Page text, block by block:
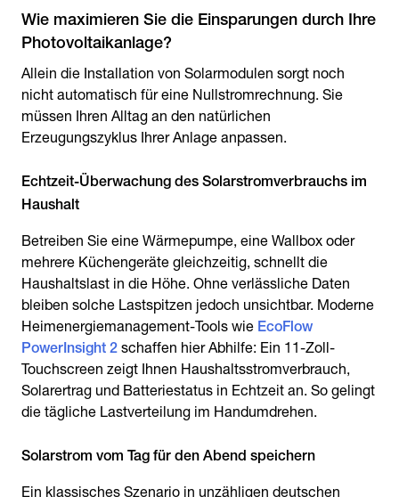
Wie maximieren Sie die Einsparungen durch Ihre
Photovoltaikanlage?
Allein die Installation von Solarmodulen sorgt noch
nicht automatisch für eine Nullstromrechnung. Sie
müssen Ihren Alltag an den natürlichen
Erzeugungszyklus Ihrer Anlage anpassen.
Echtzeit-Überwachung des Solarstromverbrauchs im
Haushalt
Betreiben Sie eine Wärmepumpe, eine Wallbox oder
mehrere Küchengeräte gleichzeitig, schnellt die
Haushaltslast in die Höhe. Ohne verlässliche Daten
bleiben solche Lastspitzen jedoch unsichtbar. Moderne
Heimenergiemanagement-Tools wie EcoFlow
PowerInsight 2 schaffen hier Abhilfe: Ein 11-Zoll-
Touchscreen zeigt Ihnen Haushaltsstromverbrauch,
Solarertrag und Batteriestatus in Echtzeit an. So gelingt
die tägliche Lastverteilung im Handumdrehen.
Solarstrom vom Tag für den Abend speichern
Ein klassisches Szenario in unzähligen deutschen